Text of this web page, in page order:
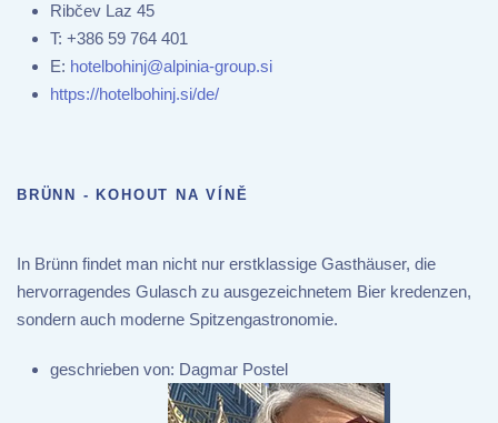
Ribčev Laz 45
T: +386 59 764 401
E: hotelbohinj@alpinia-group.si
https://hotelbohinj.si/de/
BRÜNN - KOHOUT NA VÍNĚ
In Brünn findet man nicht nur erstklassige Gasthäuser, die
hervorragendes Gulasch zu ausgezeichnetem Bier kredenzen,
sondern auch moderne Spitzengastronomie.
geschrieben von: Dagmar Postel